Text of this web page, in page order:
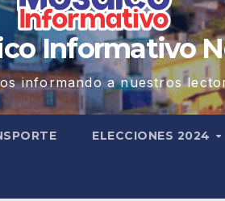
Informativo
informando a nuestros
ELECCIONES 2024